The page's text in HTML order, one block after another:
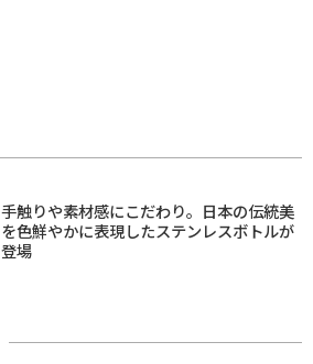
手触りや素材感にこだわり。日本の伝統美
を色鮮やかに表現したステンレスボトルが
登場